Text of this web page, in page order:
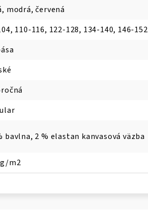
modrá, červená
110-116, 122-128, 134-140, 146-152
bavlna, 2 % elastan kanvasová väzba
m2